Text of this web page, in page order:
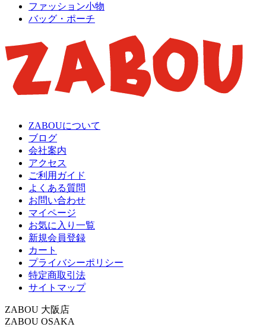
ファッション小物
バッグ・ポーチ
ZABOUについて
ブログ
会社案内
アクセス
ご利用ガイド
よくある質問
お問い合わせ
マイページ
お気に入り一覧
新規会員登録
カート
プライバシーポリシー
特定商取引法
サイトマップ
ZABOU 大阪店
ZABOU OSAKA